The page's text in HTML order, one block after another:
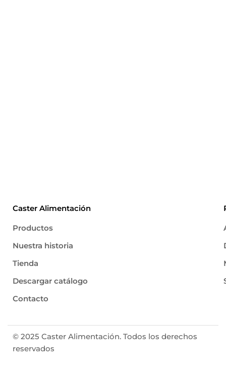
Caster Alimentación
Productos
Nuestra historia
Tienda
Descargar catálogo
Contacto
© 2025 Caster Alimentación. Todos los derechos
reservados